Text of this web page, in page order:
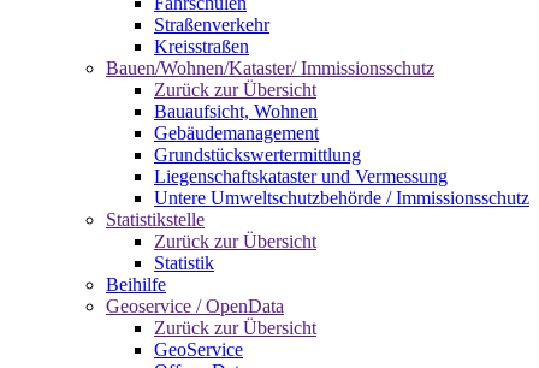
Straßenverkehr
Kreisstraßen
Bauen/Wohnen/Kataster/ Immissionsschutz
Zurück zur Übersicht
Bauaufsicht, Wohnen
Gebäudemanagement
Grundstückswertermittlung
Liegenschaftskataster und Vermessung
Untere Umweltschutzbehörde / Immissionsschutz
Statistikstelle
Zurück zur Übersicht
Statistik
Beihilfe
Geoservice / OpenData
Zurück zur Übersicht
GeoService